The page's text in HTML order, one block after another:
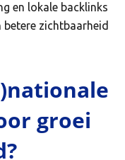
en lokale backlinks
zichtbaarheid
groei